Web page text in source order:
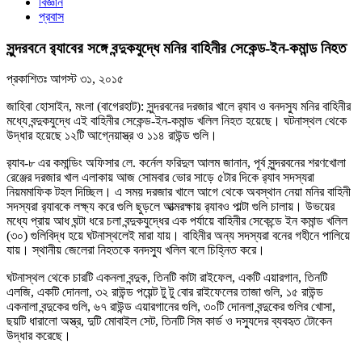
প্রবাস
সুন্দরবনে র‍্যাবের সঙ্গে বন্দুকযুদ্ধে মনির বাহিনীর সেকেন্ড-ইন-কমান্ড নিহত
প্রকাশিতঃ আগস্ট ৩১, ২০১৫
জাহিবা হোসাইন, মংলা (বাগেরহাট): সুন্দরবনের দরজার খালে র‌্যাব ও বনদস্যু মনির বাহিনীর
মধ্যে বন্দুকযুদ্ধে এই বাহিনীর সেকেন্ড-ইন-কমান্ড খলিল নিহত হয়েছে। ঘটনাস্থল থেকে
উদ্ধার হয়েছে ১২টি আগ্নেয়াস্ত্র ও ১১৪ রাউন্ড গুলি।
র‌্যাব-৮ এর কমান্ডিং অফিসার লে. কর্নেল ফরিদুল আলম জানান, পূর্ব সুন্দরবনের শরণখোলা
রেঞ্জের দরজার খাল এলাকায় আজ সোমবার ভোর সাড়ে ৫টার দিকে র‌্যাব সদস্যরা
নিয়মমাফিক টহল দিচ্ছিল। এ সময় দরজার খালে আগে থেকে অবস্থান নেয়া মনির বাহিনী
সদস্যরা র‌্যাবকে লক্ষ্য করে গুলি ছুড়লে আত্মরক্ষায় র‌্যাবও পাল্টা গুলি চালায়। উভয়ের
মধ্যে প্রায় আধ ঘন্টা ধরে চলা বন্দুকযুদ্ধের এক পর্যায়ে বাহিনীর সেকেন্ডে ইন কমান্ড খলিল
(৩০) গুলিবিদ্ধ হয়ে ঘটনাস্থলেই মারা যায়। বাহিনীর অন্য সদস্যরা বনের গহীনে পালিয়ে
যায়। স্থানীয় জেলেরা নিহতকে বনদস্যু খলিল বলে চিহ্নিত করে।
ঘটনাস্থল থেকে চারটি একনলা বন্দুক, তিনটি কাটা রাইফেল, একটি এয়ারগান, তিনটি
এলজি, একটি দোনলা, ৩২ রাউন্ড পয়েন্ট টু টু বোর রাইফেলের তাজা গুলি, ১৫ রাউন্ড
একনালা বন্দুকের গুলি, ৬৭ রাউন্ড এয়ারগানের গুলি, ৩০টি দোনলা বন্দুকের গুলির খোসা,
ছয়টি ধারালো অস্ত্র, দুটি মোবাইল সেট, তিনটি সিম কার্ড ও দস্যুদের ব্যবহৃত টোকেন
উদ্ধার করেছে।